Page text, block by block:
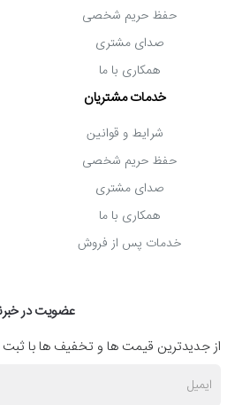
حفظ حریم شخصی
صدای مشتری
همکاری با ما
خدمات مشتریان
شرایط و قوانین
حفظ حریم شخصی
صدای مشتری
همکاری با ما
خدمات پس از فروش
عضویت در
از جدیدترین قیمت ها و تخفیف ها با
ایمیل